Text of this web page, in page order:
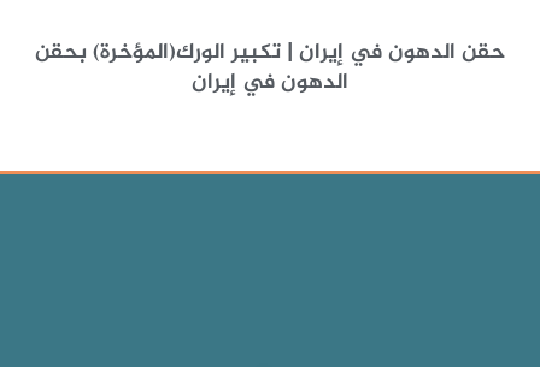
حقن الدهون في إيران | تكبير الورك(المؤخرة) بحقن
الدهون في إيران